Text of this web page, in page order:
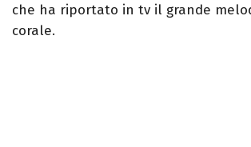
che ha riportato in tv il grande
corale.